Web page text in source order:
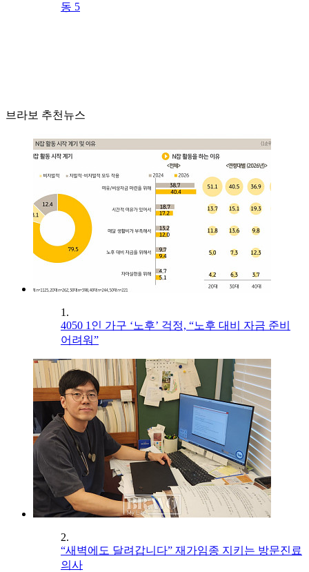
동 5
브라보 추천뉴스
1.
4050 1인 가구 ‘노후’ 걱정, “노후 대비 자금 준비
어려워”
2.
“새벽에도 달려갑니다” 재가임종 지키는 방문진료
의사